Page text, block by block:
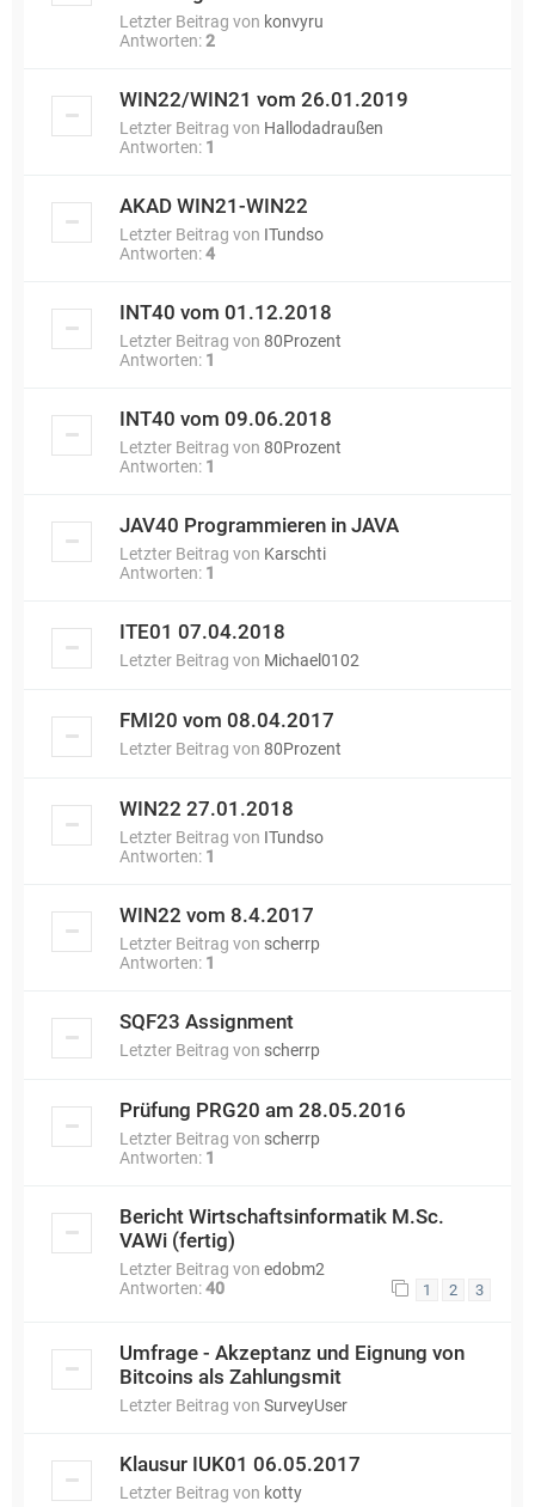
Letzter Beitrag von konvyru
Antworten:2
WIN22/WIN21 vom 26.01.2019
Letzter Beitrag von Hallodadraußen
Antworten: 1
AKAD WIN21-WIN22
Letzter Beitrag von ITundso
Antworten:4
INT40 vom 01.12.2018
Letzter Beitrag von 80Prozent
Antworten: 1
INT40 vom 09.06.2018
Letzter Beitrag von 80Prozent
Antworten: 1
JAV40 Programmieren in JAVA
Letzter Beitrag von Karschti
Antworten: 1
ITE01 07.04.2018
Letzter Beitrag von Michael0102
FMI20 vom 08.04.2017
Letzter Beitrag von 80Prozent
WIN22 27.01.2018
Letzter Beitrag von ITundso
Antworten: 1
WIN22 vom 8.4.2017
Letzter Beitrag von scherrp
Antworten: 1
SQF23 Assignment
Letzter Beitrag von scherrp
Prüfung PRG20 am 28.05.2016
Letzter Beitrag von scherrp
Antworten: 1
Bericht Wirtschaftsinformatik M.Sc.
VAWi (fertig)
Letzter Beitrag von edobm2
Antworten:40 1 2 3
Umfrage - Akzeptanz und Eignung von
Bitcoins als Zahlungsmit
Letzter Beitrag von SurveyUser
Klausur IUK01 06.05.2017
Letzter Beitrag von kotty